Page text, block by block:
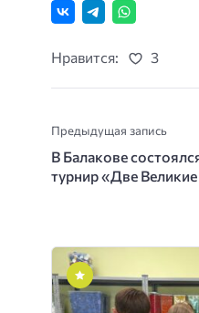
Нравится: 3
Предыдущая запись
В Балакове
турнир «Две